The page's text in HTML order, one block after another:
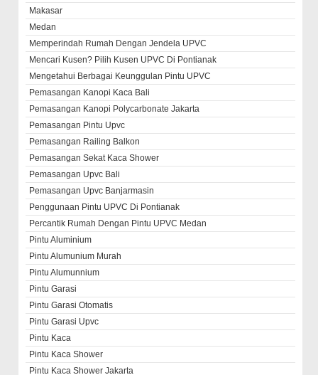
Makasar
Medan
Memperindah Rumah Dengan Jendela UPVC
Mencari Kusen? Pilih Kusen UPVC Di Pontianak
Mengetahui Berbagai Keunggulan Pintu UPVC
Pemasangan Kanopi Kaca Bali
Pemasangan Kanopi Polycarbonate Jakarta
Pemasangan Pintu Upvc
Pemasangan Railing Balkon
Pemasangan Sekat Kaca Shower
Pemasangan Upvc Bali
Pemasangan Upvc Banjarmasin
Penggunaan Pintu UPVC Di Pontianak
Percantik Rumah Dengan Pintu UPVC Medan
Pintu Aluminium
Pintu Alumunium Murah
Pintu Alumunnium
Pintu Garasi
Pintu Garasi Otomatis
Pintu Garasi Upvc
Pintu Kaca
Pintu Kaca Shower
Pintu Kaca Shower Jakarta